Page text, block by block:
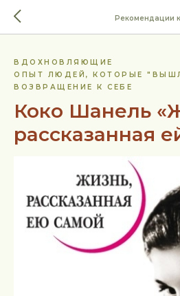
Рекомендации
ВДОХНОВЛЯЮЩИЕ
ОПЫТ ЛЮДЕЙ, КОТОРЫЕ
ВОЗВРАЩЕНИЕ К СЕБЕ
Коко Шанель
рассказанная